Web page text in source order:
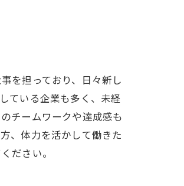
を担っており、日々新し
ている企業も多く、未経
チームワークや達成感も
、体力を活かして働きた
ださい。